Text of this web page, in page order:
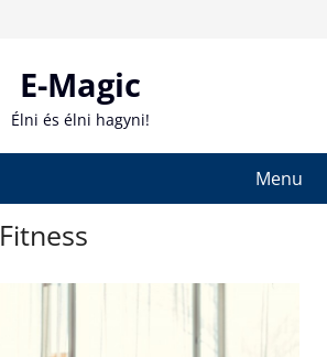
E-Magic
Élni és élni hagyni!
Menu
Fitness